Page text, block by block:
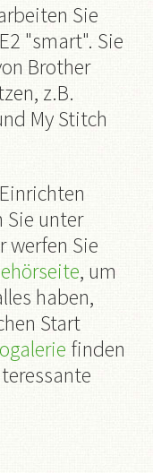
Sie
"smart". Sie
Brother
z.B.
My Stitch
Sie unter
werfen Sie
, um
haben,
Start
finden